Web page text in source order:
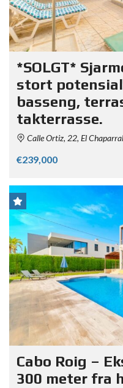
*SOLGT*
stort
basseng,
takterrasse.
Calle Ortiz, 22, El
€239,000
Cabo Roig –
300 meter fra